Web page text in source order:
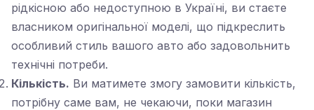
рідкісною або недоступною в Україні, ви стаєте
власником оригінальної моделі, що підкреслить
особливий стиль вашого авто або задовольнить
технічні потреби.
Кількість. Ви матимете змогу замовити кількість,
потрібну саме вам, не чекаючи, поки магазин